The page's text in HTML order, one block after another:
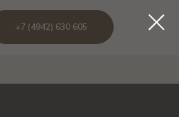
+7 (4942) 630 605